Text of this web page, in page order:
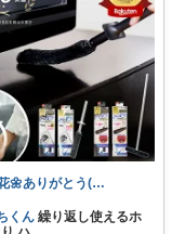
花🌼ありがとう(*･ω･)*_ _)ﾍ
くん 繰り返し使えるホ